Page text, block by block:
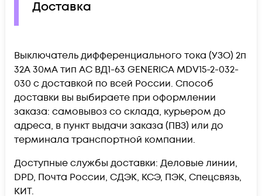
Доставка
Выключатель дифференциального тока (УЗО) 2п
32А 30мА тип AC ВД1-63 GENERICA MDV15-2-032-
030 c доставкой по всей России. Способ
доставки вы выбираете при оформлении
заказа: самовывоз со склада, курьером до
адреса, в пункт выдачи заказа (ПВЗ) или до
терминала транспортной компании.
Доступные службы доставки: Деловые линии,
DPD, Почта России, СДЭК, КСЭ, ПЭК, Спецсвязь,
КИТ.